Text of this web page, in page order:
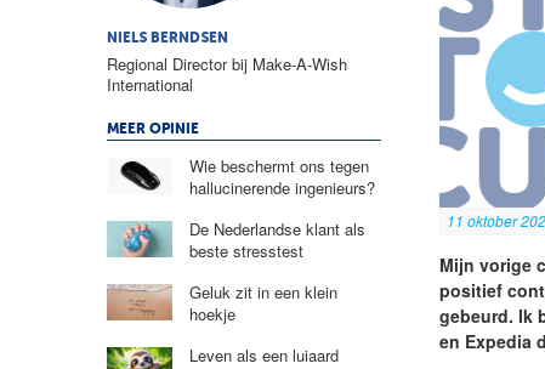
11 oktober
Mijn vorige
positief
gebeurd. Ik
en Expedia
NIELS BERNDSEN
Regional Director bij Make-A-Wish
International
MEER OPINIE
Wie beschermt ons tegen
hallucinerende ingenieurs?
De Nederlandse klant als
beste stresstest
Geluk zit in een klein
hoekje
Leven als een luiaard